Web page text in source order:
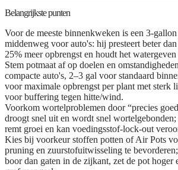
Belangrijkste punten
Voor de meeste binnenkweken is een 3-
middenweg voor auto's: hij presteert beter
25% meer opbrengst en houdt het
Stem potmaat af op doelen en
compacte auto's, 2–3 gal voor standaard
voor maximale opbrengst per plant met sterk
voor buffering tegen hitte/wind.
Voorkom wortelproblemen door “precies
droogt snel uit en wordt snel
remt groei en kan voedingsstof-lock-out
Kies bij voorkeur stoffen potten of Air Pots
pruning en zuurstofuitwisseling te
boor dan gaten in de zijkant, zet de pot hoger